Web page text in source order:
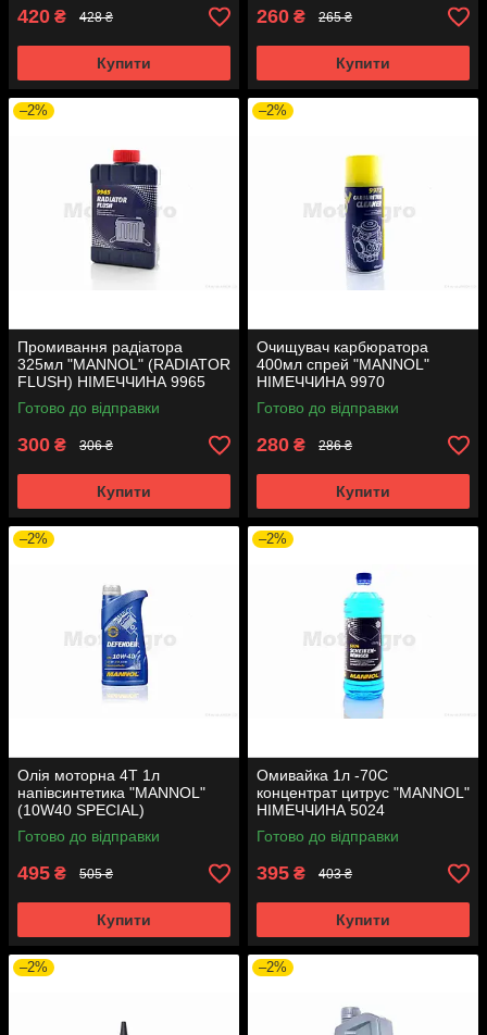
420 ₴ 428 ₴
Купити
260 ₴ 265 ₴
Купити
–2%
Промивання радіатора
325мл "MANNOL" (RADIATOR
FLUSH) НІМЕЧЧИНА 9965
Готово до відправки
300 ₴ 306 ₴
Купити
–2%
Очищувач карбюратора
400мл спрей "MANNOL"
НІМЕЧЧИНА 9970
Готово до відправки
280 ₴ 286 ₴
Купити
–2%
Олія моторна 4T 1л
напівсинтетика "MANNOL"
(10W40 SPECIAL)
НІМЕЧЧИНА 7507
Готово до відправки
495 ₴ 505 ₴
Купити
–2%
Омивайка 1л -70C
концентрат цитрус "MANNOL"
НІМЕЧЧИНА 5024
Готово до відправки
395 ₴ 403 ₴
Купити
–2% –2%